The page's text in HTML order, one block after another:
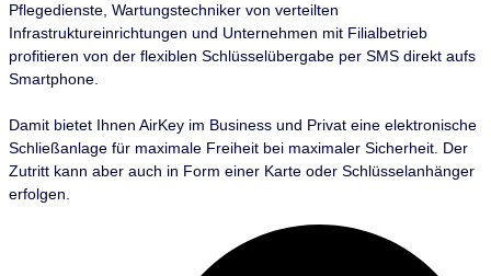
Pflegedienste, Wartungstechniker von verteilten
Infrastruktureinrichtungen und Unternehmen mit Filialbetrieb
profitieren von der flexiblen Schlüsselübergabe per SMS direkt aufs
Smartphone.
Damit bietet Ihnen AirKey im Business und Privat eine elektronische
Schließanlage für maximale Freiheit bei maximaler Sicherheit. Der
Zutritt kann aber auch in Form einer Karte oder Schlüsselanhänger
erfolgen.